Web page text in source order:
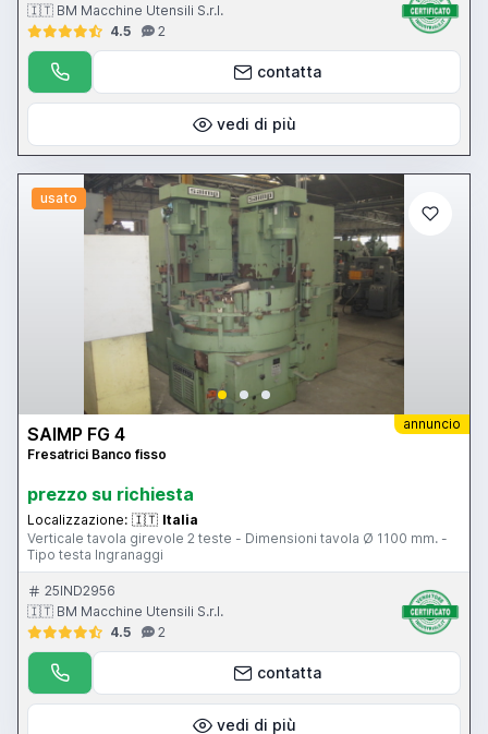
🇮🇹 BM Macchine Utensili S.r.l.
4.5
2
contatta
vedi di più
usato
annuncio
SAIMP FG 4
Fresatrici Banco fisso
prezzo su richiesta
Localizzazione: 🇮🇹 Italia
Verticale tavola girevole 2 teste - Dimensioni tavola Ø 1100 mm. -
Tipo testa Ingranaggi
25IND2956
🇮🇹 BM Macchine Utensili S.r.l.
4.5
2
contatta
vedi di più